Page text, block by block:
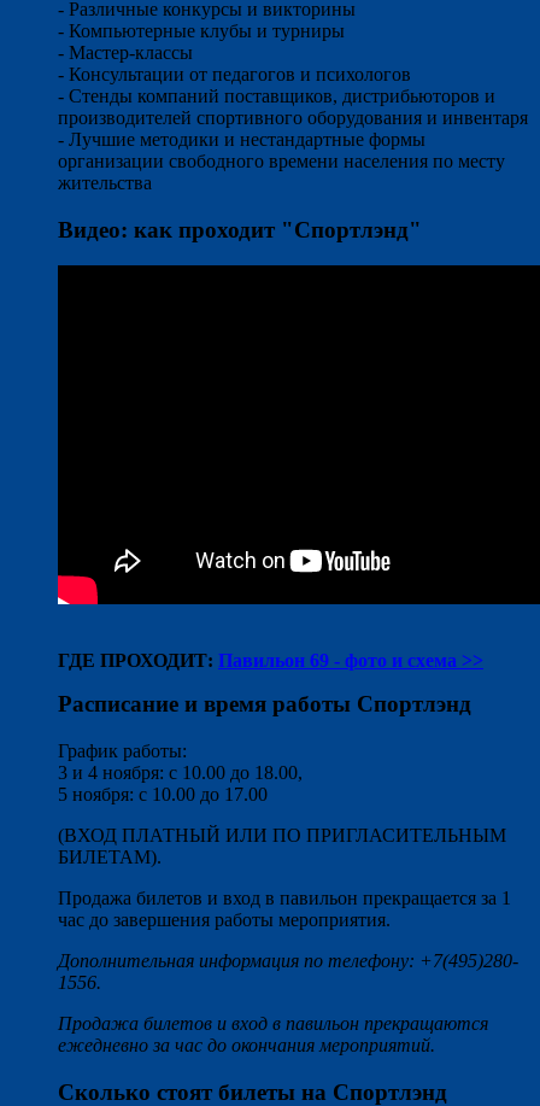
- Различные конкурсы и викторины
- Компьютерные клубы и турниры
- Мастер-классы
- Консультации от педагогов и психологов
- Стенды компаний поставщиков, дистрибьюторов и
производителей спортивного оборудования и инвентаря
- Лучшие методики и нестандартные формы
организации свободного времени населения по месту
жительства
Видео: как проходит "Спортлэнд"
ГДЕ ПРОХОДИТ: Павильон 69 - фото и схема >>
Расписание и время работы Спортлэнд
График работы:
3 и 4 ноября: с 10.00 до 18.00,
5 ноября: с 10.00 до 17.00
(ВХОД ПЛАТНЫЙ ИЛИ ПО ПРИГЛАСИТЕЛЬНЫМ
БИЛЕТАМ).
Продажа билетов и вход в павильон прекращается за 1
час до завершения работы мероприятия.
Дополнительная информация по телефону: +7(495)280-
1556.
Продажа билетов и вход в павильон прекращаются
ежедневно за час до окончания мероприятий.
Сколько стоят билеты на Спортлэнд